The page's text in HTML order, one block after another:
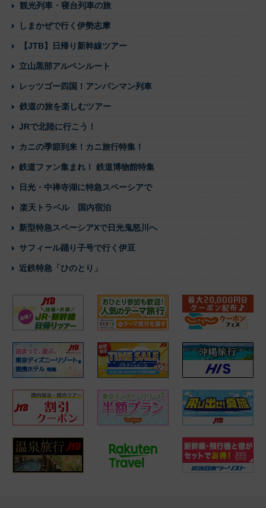
観光列車・寝台列車の旅
しまかぜで行く伊勢志摩
【JTB】日帰り新幹線ツアー
立山黒部アルペンルート
レッツゴー四国！アンパンマン列車
鉄道の旅を楽しむツアー
JRで北陸に行こう！
カニの季節到来！カニ旅行特集！
鉄道ファン集まれ！ 鉄道博物館特集
日光・中禅寺湖に特急スペーシアで
楽天トラベル 国内宿泊
新型特急スペーシアXで日光鬼怒川へ
サフィール踊り子号で行く伊豆
近鉄特急「ひのとり」